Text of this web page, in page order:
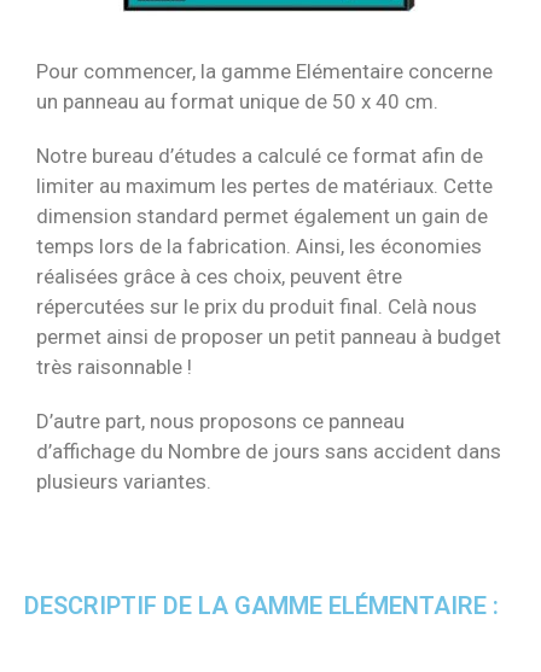
Pour commencer, la gamme Elémentaire concerne
un panneau au format unique de 50 x 40 cm.
Notre bureau d’études a calculé ce format afin de
limiter au maximum les pertes de matériaux. Cette
dimension standard permet également un gain de
temps lors de la fabrication. Ainsi, les économies
réalisées grâce à ces choix, peuvent être
répercutées sur le prix du produit final. Celà nous
permet ainsi de proposer un petit panneau à budget
très raisonnable !
D’autre part, nous proposons ce panneau
d’affichage du Nombre de jours sans accident dans
plusieurs variantes.
DESCRIPTIF DE LA GAMME ELÉMENTAIRE :